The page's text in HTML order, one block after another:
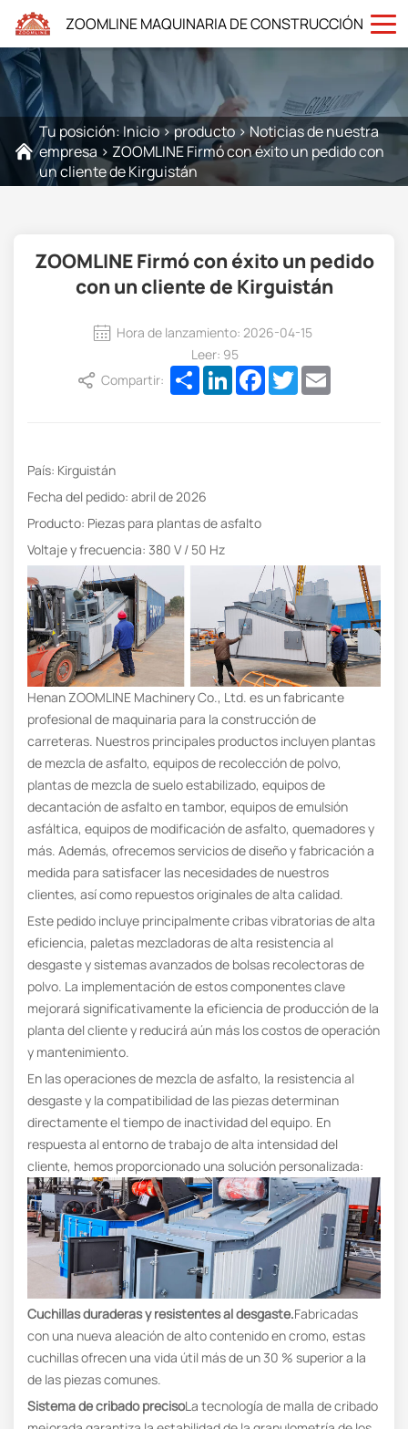
ZOOMLINE MAQUINARIA DE CONSTRUCCIÓN
Tu posición: Inicio>producto>Noticias de nuestra
empresa > ZOOMLINE Firmó con éxito un pedido con
un cliente de Kirguistán
ZOOMLINE Firmó con éxito un pedido
con un cliente de Kirguistán
Hora de lanzamiento: 2026-04-15
Leer: 95
Compartir:
ShareLinkedInFacebook
Twitter
País: Kirguistán
Fecha del pedido: abril de 2026
Producto: Piezas para plantas de asfalto
Voltaje y frecuencia: 380 V / 50 Hz
Henan ZOOMLINE Machinery Co., Ltd. es un fabricante
profesional de maquinaria para la construcción de
carreteras. Nuestros principales productos incluyen plantas
de mezcla de asfalto, equipos de recolección de polvo,
plantas de mezcla de suelo estabilizado, equipos de
decantación de asfalto en tambor, equipos de emulsión
asfáltica, equipos de modificación de asfalto, quemadores y
más. Además, ofrecemos servicios de diseño y fabricación a
medida para satisfacer las necesidades de nuestros
clientes, así como repuestos originales de alta calidad.
Este pedido incluye principalmente cribas vibratorias de alta
eficiencia, paletas mezcladoras de alta resistencia al
desgaste y sistemas avanzados de bolsas recolectoras de
polvo. La implementación de estos componentes clave
mejorará significativamente la eficiencia de producción de la
planta del cliente y reducirá aún más los costos de operación
y mantenimiento.
En las operaciones de mezcla de asfalto, la resistencia al
desgaste y la compatibilidad de las piezas determinan
directamente el tiempo de inactividad del equipo. En
respuesta al entorno de trabajo de alta intensidad del
cliente, hemos proporcionado una solución personalizada:
Cuchillas duraderas y resistentes al desgaste.Fabricadas
con una nueva aleación de alto contenido en cromo, estas
cuchillas ofrecen una vida útil más de un 30 % superior a la
de las piezas comunes.
Sistema de cribado precisoLa tecnología de malla de cribado